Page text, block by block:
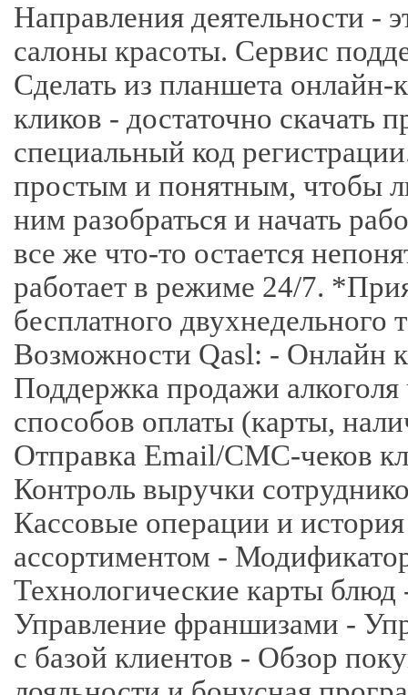
Направления деятельности -
салоны красоты. Сервис
Сделать из планшета
кликов - достаточно скачать
специальный код
простым и понятным, чтобы
ним разобраться и начать
все же что-то остается
работает в режиме 24/7.
бесплатного двухнедельного
Возможности Qasl: - Онлайн
Поддержка продажи
способов оплаты (карты,
Отправка Email/СМС-чеков
Контроль выручки
Кассовые операции и
ассортиментом -
Технологические карты блюд
Управление франшизами -
с базой клиентов - Обзор